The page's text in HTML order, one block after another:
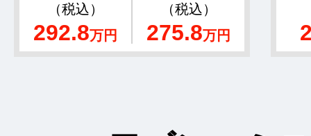
（税込）
292.8万円
（税込）
275.8万円